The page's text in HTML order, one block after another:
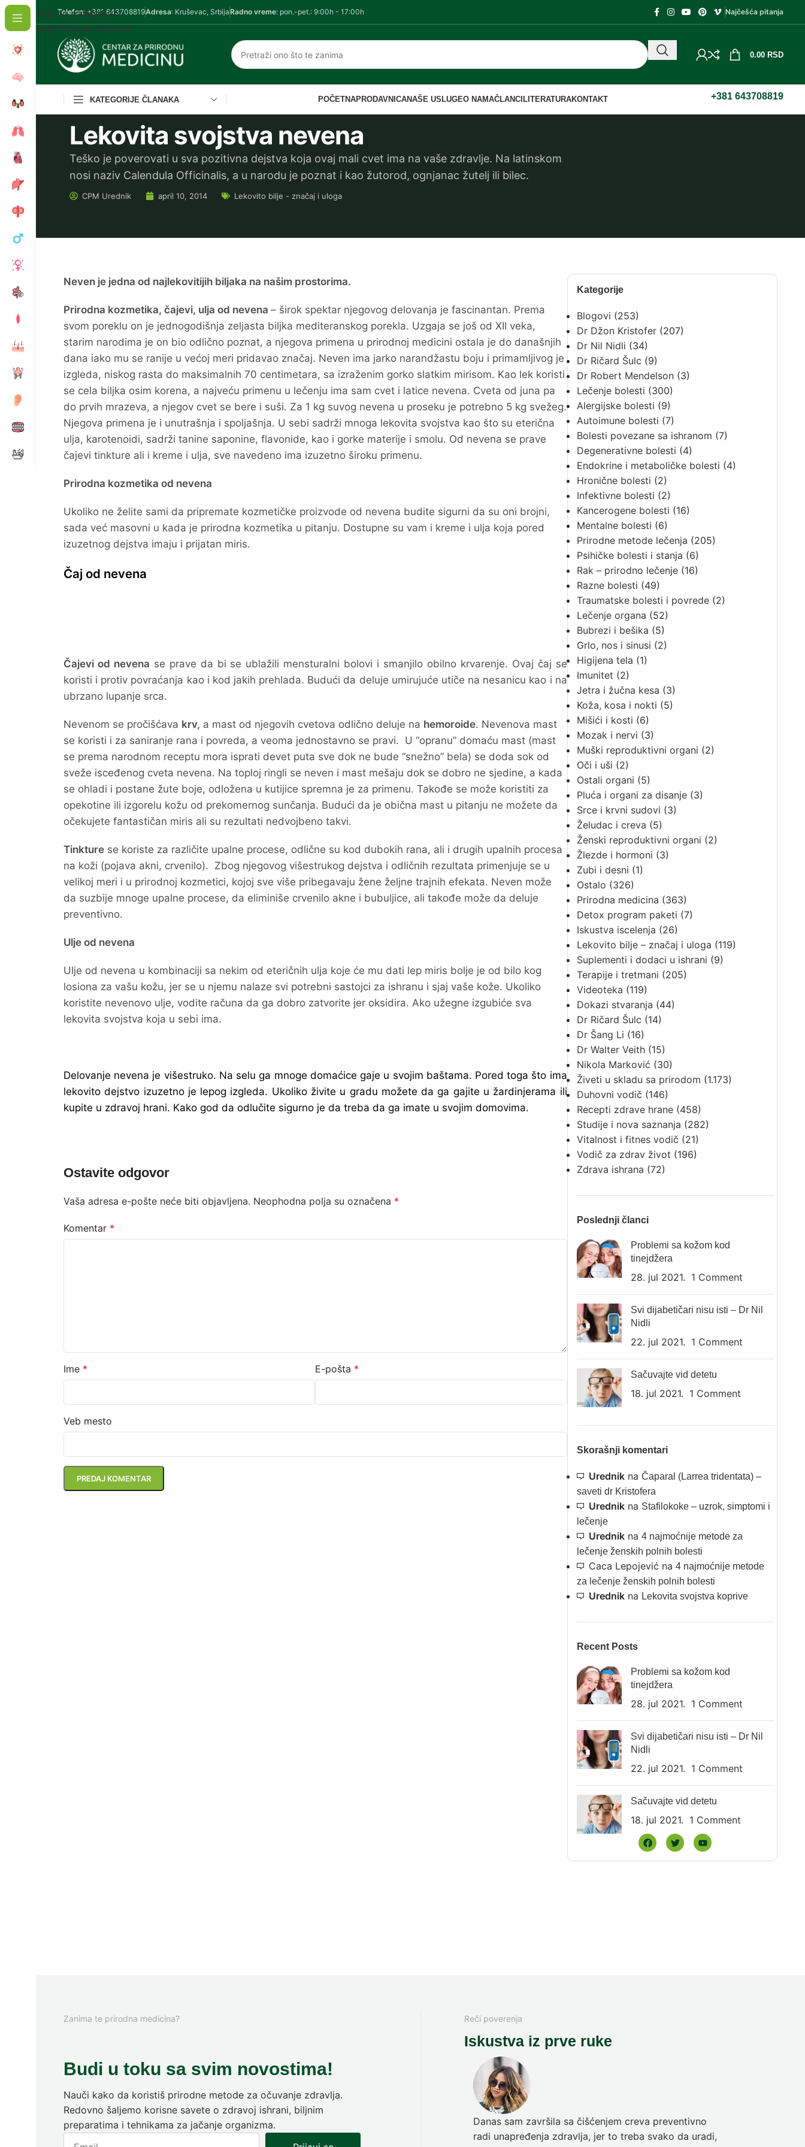
Skip to navigation
Skip to main content
Telefon: +381 643708819Adresa: Kruševac, SrbijaRadno vreme: pon.-pet.: 9:00h - 17:00h Najčešća pitanja
0.00 RSD
KATEGORIJE ČLANAKA POČETNAPRODAVNICANAŠE USLUGEO NAMAČLANCI LITERATURAKONTAKT +381 643708819
Lekovita svojstva nevena
Teško je poverovati u sva pozitivna dejstva koja ovaj mali cvet ima na vaše zdravlje. Na latinskom
nosi naziv Calendula Officinalis, a u narodu je poznat i kao žutorod, ognjanac žutelj ili bilec.
CPM Urednik april 10, 2014 Lekovito bilje - značaj i uloga
Kategorije
Blogovi (253)
Dr Džon Kristofer(207)
Dr Nil Nidli (34)
Dr Ričard Šulc (9)
Dr Robert Mendelson(3)
Lečenje bolesti (300)
Alergijske bolesti (9)
Autoimune bolesti (7)
Bolesti povezane sa ishranom (7)
Degenerativne bolesti (4)
Endokrine i metaboličke bolesti (4)
Hronične bolesti (2)
Infektivne bolesti (2)
Kancerogene bolesti (16)
Mentalne bolesti (6)
Prirodne metode lečenja (205)
Psihičke bolesti i stanja (6)
Rak – prirodno lečenje(16)
Razne bolesti (49)
Traumatske bolesti i povrede(2)
Lečenje organa (52)
Bubrezi i bešika (5)
Grlo, nos i sinusi (2)
Higijena tela (1)
Imunitet (2)
Jetra i žučna kesa (3)
Koža, kosa i nokti (5)
Mišići i kosti (6)
Mozak i nervi (3)
Muški reproduktivni organi (2)
Oči i uši (2)
Ostali organi (5)
Pluća i organi za disanje(3)
Srce i krvni sudovi (3)
Želudac i creva (5)
Ženski reproduktivni organi (2)
Žlezde i hormoni (3)
Zubi i desni (1)
Ostalo (326)
Prirodna medicina (363)
Detox program paketi (7)
Iskustva iscelenja (26)
Lekovito bilje – značaj i uloga (119)
Suplementi i dodaci u ishrani (9)
Terapije i tretmani (205)
Videoteka (119)
Dokazi stvaranja (44)
Dr Ričard Šulc (14)
Dr Šang Li (16)
Dr Walter Veith(15)
Nikola Marković (30)
Živeti u skladu sa prirodom (1.173)
Duhovni vodič (146)
Recepti zdrave hrane(458)
Studije i nova saznanja (282)
Vitalnost i fitnes vodič (21)
Vodič za zdrav život (196)
Zdrava ishrana (72)
Poslednji članci
Problemi sa kožom kod
tinejdžera
28. jul 2021. 1 Comment
Svi dijabetičari nisu isti – Dr Nil
Nidli
22. jul 2021. 1 Comment
Sačuvajte vid detetu
18. jul 2021. 1 Comment
Skorašnji komentari
Urednikna Čaparal (Larrea tridentata) –
saveti dr Kristofera
Urednikna Stafilokoke – uzrok, simptomi i
lečenje
Urednikna 4 najmoćnije metode za
lečenje ženskih polnih bolesti
Caca Lepojević na 4 najmoćnije metode
za lečenje ženskih polnih bolesti
Urednikna Lekovita svojstva koprive
Recent Posts
Problemi sa kožom kod
tinejdžera
28. jul 2021. 1 Comment
Svi dijabetičari nisu isti – Dr Nil
Nidli
22. jul 2021. 1 Comment
Sačuvajte vid detetu
18. jul 2021. 1 Comment
Neven je jedna od najlekovitijih biljaka na našim prostorima.
Prirodna kozmetika, čajevi, ulja od nevena – širok spektar njegovog delovanja je fascinantan. Prema
svom poreklu on je jednogodišnja zeljasta biljka mediteranskog porekla. Uzgaja se još od XII veka,
starim narodima je on bio odlično poznat, a njegova primena u prirodnoj medicini ostala je do današnjih
dana iako mu se ranije u većoj meri pridavao značaj. Neven ima jarko narandžastu boju i primamljivog je
izgleda, niskog rasta do maksimalnih 70 centimetara, sa izraženim gorko slatkim mirisom. Kao lek koristi
se cela biljka osim korena, a najveću primenu u lečenju ima sam cvet i latice nevena. Cveta od juna pa
do prvih mrazeva, a njegov cvet se bere i suši. Za 1 kg suvog nevena u proseku je potrebno 5 kg svežeg.
Njegova primena je i unutrašnja i spoljašnja. U sebi sadrži mnoga lekovita svojstva kao što su eterična
ulja, karotenoidi, sadrži tanine saponine, flavonide, kao i gorke materije i smolu. Od nevena se prave
čajevi tinkture ali i kreme i ulja, sve navedeno ima izuzetno široku primenu.
Prirodna kozmetika od nevena
Ukoliko ne želite sami da pripremate kozmetičke proizvode od nevena budite sigurni da su oni brojni,
sada već masovni u kada je prirodna kozmetika u pitanju. Dostupne su vam i kreme i ulja koja pored
izuzetnog dejstva imaju i prijatan miris.
Čaj od nevena
Čajevi od nevena se prave da bi se ublažili mensturalni bolovi i smanjilo obilno krvarenje. Ovaj čaj se
koristi i protiv povraćanja kao i kod jakih prehlada. Budući da deluje umirujuće utiče na nesanicu kao i na
ubrzano lupanje srca.
Nevenom se pročišćava krv, a mast od njegovih cvetova odlično deluje na hemoroide. Nevenova mast
se koristi i za saniranje rana i povreda, a veoma jednostavno se pravi. U “opranu” domaću mast (mast
se prema narodnom receptu mora isprati devet puta sve dok ne bude “snežno” bela) se doda sok od
sveže isceđenog cveta nevena. Na toploj ringli se neven i mast mešaju dok se dobro ne sjedine, a kada
se ohladi i postane žute boje, odložena u kutijice spremna je za primenu. Takođe se može koristiti za
opekotine ili izgorelu kožu od prekomernog sunčanja. Budući da je obična mast u pitanju ne možete da
očekujete fantastičan miris ali su rezultati nedvojbeno takvi.
Tinkture se koriste za različite upalne procese, odlične su kod dubokih rana, ali i drugih upalnih procesa
na koži (pojava akni, crvenilo). Zbog njegovog višestrukog dejstva i odličnih rezultata primenjuje se u
velikoj meri i u prirodnoj kozmetici, kojoj sve više pribegavaju žene željne trajnih efekata. Neven može
da suzbije mnoge upalne procese, da eliminiše crvenilo akne i bubuljice, ali takođe može da deluje
preventivno.
Ulje od nevena
Ulje od nevena u kombinaciji sa nekim od eteričnih ulja koje će mu dati lep miris bolje je od bilo kog
losiona za vašu kožu, jer se u njemu nalaze svi potrebni sastojci za ishranu i sjaj vaše kože. Ukoliko
koristite nevenovo ulje, vodite računa da ga dobro zatvorite jer oksidira. Ako užegne izgubiće sva
lekovita svojstva koja u sebi ima.
Delovanje nevena je višestruko. Na selu ga mnoge domaćice gaje u svojim baštama. Pored toga što ima
lekovito dejstvo izuzetno je lepog izgleda. Ukoliko živite u gradu možete da ga gajite u žardinjerama ili
kupite u zdravoj hrani. Kako god da odlučite sigurno je da treba da ga imate u svojim domovima.
Ostavite odgovor
Vaša adresa e-pošte neće biti objavljena. Neophodna polja su označena *
Komentar *
Ime * E-pošta *
Veb mesto
Zanima te prirodna medicina?
Budi u toku sa svim novostima!
Nauči kako da koristiš prirodne metode za očuvanje zdravlja.
Redovno šaljemo korisne savete o zdravoj ishrani, biljnim
preparatima i tehnikama za jačanje organizma.
Reči poverenja
Iskustva iz prve ruke
Danas sam završila sa čišćenjem creva preventivno
radi unapređenja zdravlja, jer to treba svako da uradi,